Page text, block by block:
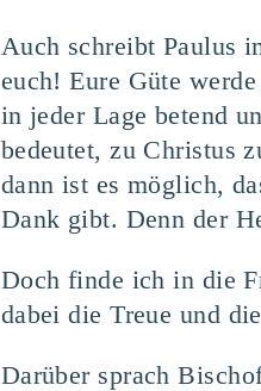
Auch schreibt Paulus
euch! Eure Güte
in jeder Lage betend
bedeutet, zu Christus
dann ist es möglich,
Dank gibt. Denn der
Doch finde ich in die
dabei die Treue und
Darüber sprach